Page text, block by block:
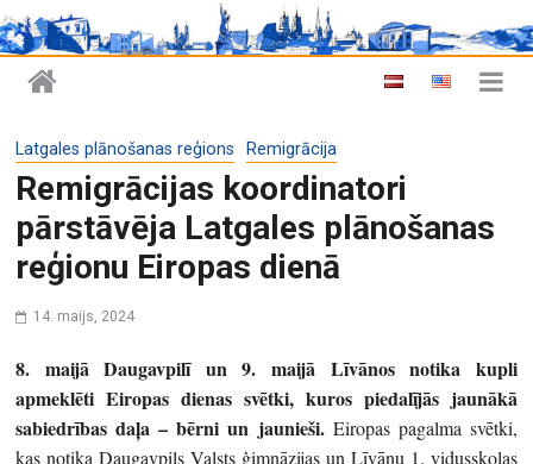
Latgales plānošanas reģions Remigrācija
Remigrācijas koordinatori
pārstāvēja Latgales plānošanas
reģionu Eiropas dienā
14. maijs, 2024
8. maijā Daugavpilī un 9. maijā Līvānos notika kupli
apmeklēti Eiropas dienas svētki, kuros piedalījās jaunākā
sabiedrības daļa – bērni un jaunieši.Eiropas pagalma svētki,
kas notika Daugavpils Valsts ģimnāzijas un Līvānu 1. vidusskolas